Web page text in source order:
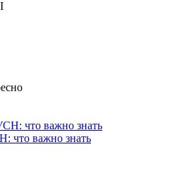
что важно знать